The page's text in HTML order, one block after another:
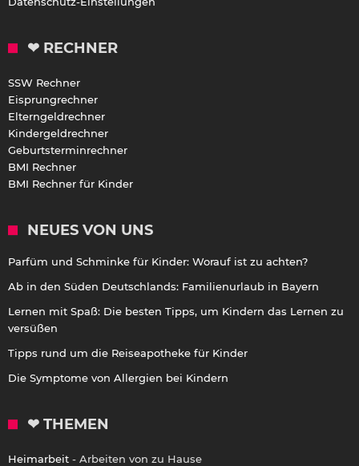
❤ RECHNER
SSW Rechner
Eisprungrechner
Elterngeldrechner
Kindergeldrechner
Geburtsterminrechner
BMI Rechner
BMI Rechner für Kinder
NEUES VON UNS
Parfüm und Schminke für Kinder: Worauf ist zu achten?
Ab in den Süden Deutschlands: Familienurlaub in Bayern
Lernen mit Spaß: Die besten Tipps, um Kindern das Lernen zu
versüßen
Tipps rund um die Reiseapotheke für Kinder
Die Symptome von Allergien bei Kindern
❤ THEMEN
Heimarbeit - Arbeiten von zu Hause